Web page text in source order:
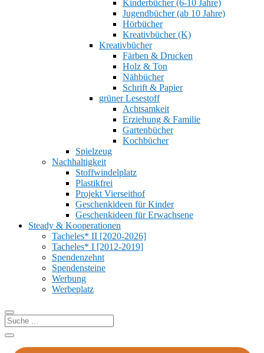
Kinderbücher (6-10 Jahre)
Jugendbücher (ab 10 Jahre)
Hörbücher
Kreativbücher (K)
Kreativbücher
Färben & Drucken
Holz & Ton
Nähbücher
Schrift & Papier
grüner Lesestoff
Achtsamkeit
Erziehung & Familie
Gartenbücher
Kochbücher
Spielzeug
Nachhaltigkeit
Stoffwindelplatz
Plastikfrei
Projekt Vierseithof
Geschenkideen für Kinder
Geschenkideen für Erwachsene
Steady & Kooperationen
Tacheles* II [2020-2026]
Tacheles* I [2012-2019]
Spendenzehnt
Spendensteine
Werbung
Werbeplatz